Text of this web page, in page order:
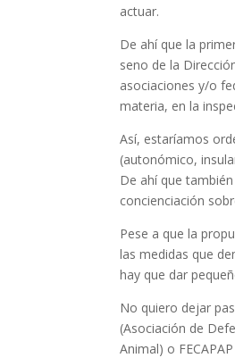
actuar.
De ahí que la
seno de la
asociaciones y/o
materia, en la
Así, estaríamos
(autonómico,
De ahí que
concienciación
Pese a que la
las medidas que
hay que dar
No quiero dejar
(Asociación de
Animal) o